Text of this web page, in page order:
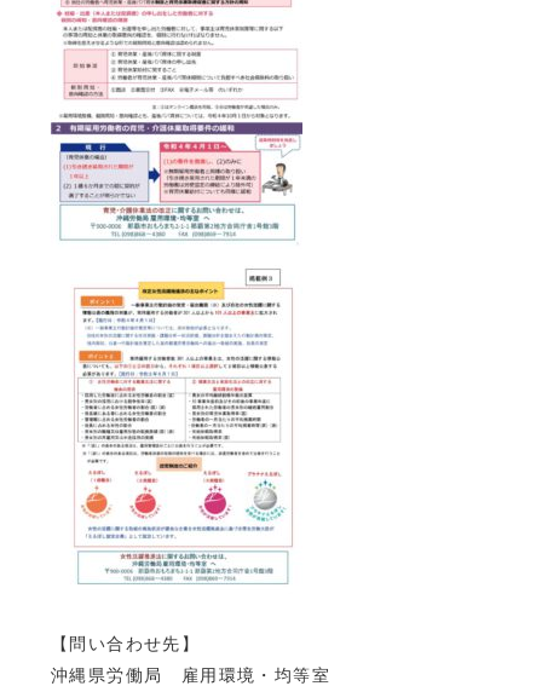
【問い合わせ先】
沖縄県労働局 雇用環境・均等室